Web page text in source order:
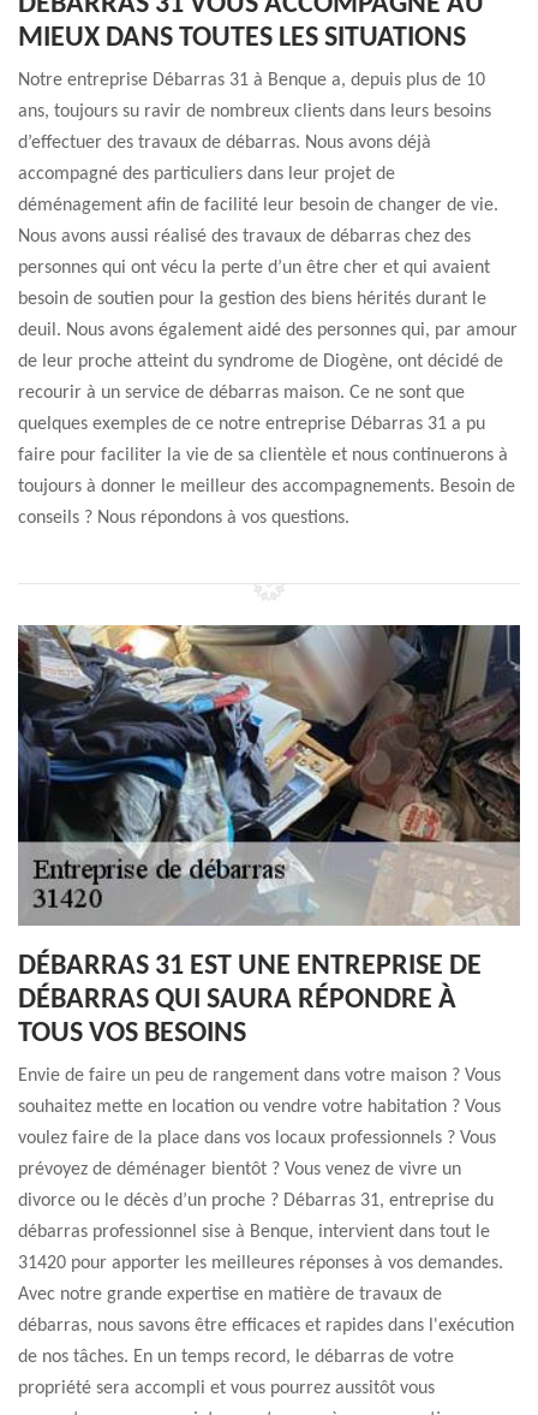
MIEUX DANS TOUTES LES SITUATIONS
Notre entreprise Débarras 31 à Benque a, depuis plus de 10
ans, toujours su ravir de nombreux clients dans leurs besoins
d’effectuer des travaux de débarras. Nous avons déjà
accompagné des particuliers dans leur projet de
déménagement afin de facilité leur besoin de changer de vie.
Nous avons aussi réalisé des travaux de débarras chez des
personnes qui ont vécu la perte d’un être cher et qui avaient
besoin de soutien pour la gestion des biens hérités durant le
deuil. Nous avons également aidé des personnes qui, par amour
de leur proche atteint du syndrome de Diogène, ont décidé de
recourir à un service de débarras maison. Ce ne sont que
quelques exemples de ce notre entreprise Débarras 31 a pu
faire pour faciliter la vie de sa clientèle et nous continuerons à
toujours à donner le meilleur des accompagnements. Besoin de
conseils ? Nous répondons à vos questions.
DÉBARRAS 31 EST UNE ENTREPRISE DE
DÉBARRAS QUI SAURA RÉPONDRE À
TOUS VOS BESOINS
Envie de faire un peu de rangement dans votre maison ? Vous
souhaitez mette en location ou vendre votre habitation ? Vous
voulez faire de la place dans vos locaux professionnels ? Vous
prévoyez de déménager bientôt ? Vous venez de vivre un
divorce ou le décès d’un proche ? Débarras 31, entreprise du
débarras professionnel sise à Benque, intervient dans tout le
31420 pour apporter les meilleures réponses à vos demandes.
Avec notre grande expertise en matière de travaux de
débarras, nous savons être efficaces et rapides dans l'exécution
de nos tâches. En un temps record, le débarras de votre
propriété sera accompli et vous pourrez aussitôt vous